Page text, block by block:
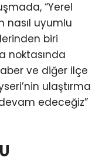
“Yerel
nasıl uyumlu
biri
noktasında
ve diğer ilçe
ulaştırma
edeceğiz”